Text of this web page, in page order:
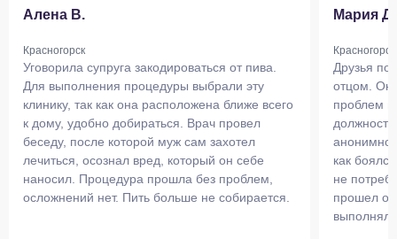
Алена В.
Красногорск
Уговорила супруга закодироваться от пива.
Для выполнения процедуры выбрали эту
клинику, так как она расположена ближе всего
к дому, удобно добираться. Врач провел
беседу, после которой муж сам захотел
лечиться, осознал вред, который он себе
наносил. Процедура прошла без проблем,
осложнений нет. Пить больше не собирается.
Мария Д.
Красногорск
Друзья
отцом. Он
проблем
как
не
прошел
выполнял